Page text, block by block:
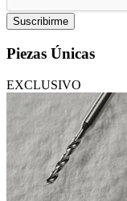
Suscribirme
Piezas Únicas
EXCLUSIVO